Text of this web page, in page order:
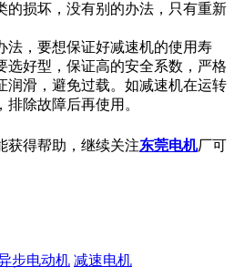
的损坏，没有别的办法，只有重新
，要想保证好减速机的使用寿
选好型，保证高的安全系数，严格
润滑，避免过载。如减速机在运转
排除故障后再使用。
获得帮助，继续关注东莞电机厂可
步电动机 减速电机